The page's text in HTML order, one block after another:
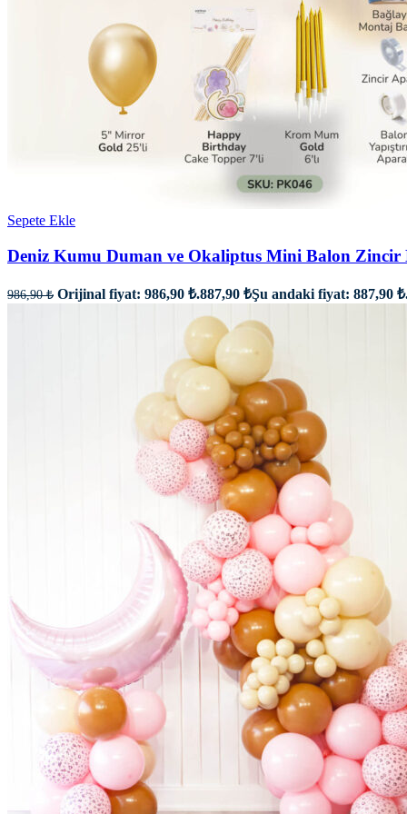
Sepete Ekle
Deniz Kumu Duman ve Okaliptus Mini Balon
986,90₺ Orijinal fiyat: 986,90 ₺.887,90 ₺Şu andaki fiyat: 887,90